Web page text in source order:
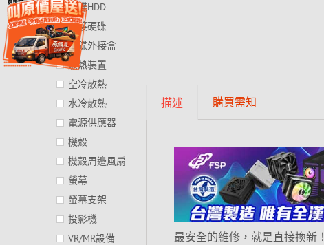
描述 購買需知
最安全的維修，就是直接換新！
硬碟HDD
外接硬碟
硬碟外接盒
散熱裝置
空冷散熱
水冷散熱
電源供應器
機殼
機殼周邊風扇
螢幕
螢幕支架
投影機
VR/MR設備